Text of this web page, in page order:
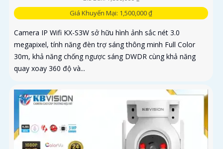
Giá Khuyến Mại: 1,500,000 ₫
Camera IP Wifi KX-S3W sở hữu hình ảnh sắc nét 3.0
megapixel, tính năng đèn trợ sáng thông minh Full Color
30m, khả năng chống ngược sáng DWDR cùng khả năng
quay xoay 360 độ và...